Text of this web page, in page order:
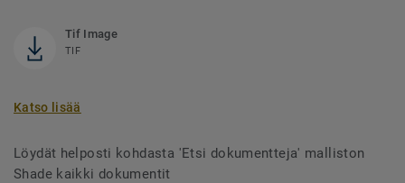
Tif Image
TIF
Katso lisää
Löydät helposti kohdasta 'Etsi dokumentteja' malliston
Shade kaikki dokumentit